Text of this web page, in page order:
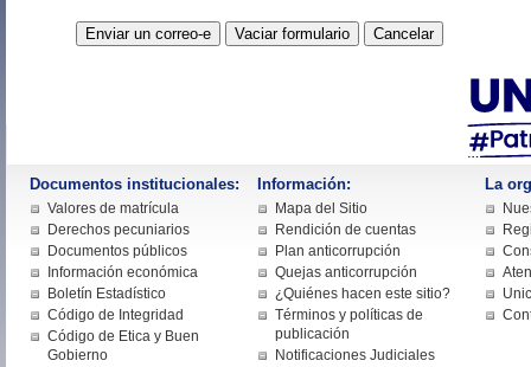
Documentos institucionales:
Valores de matrícula
Derechos pecuniarios
Documentos públicos
Información económica
Boletín Estadístico
Código de Integridad
Código de Etica y Buen
Gobierno
Información:
Mapa del Sitio
Rendición de cuentas
Plan anticorrupción
Quejas anticorrupción
¿Quiénes hacen este sitio?
Términos y políticas de
publicación
Notificaciones Judiciales
La